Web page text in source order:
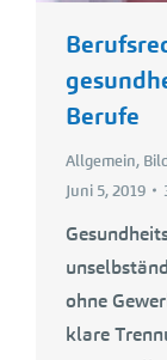
Berufe
Allgemein,
Juni 5, 2019
ohne
klare